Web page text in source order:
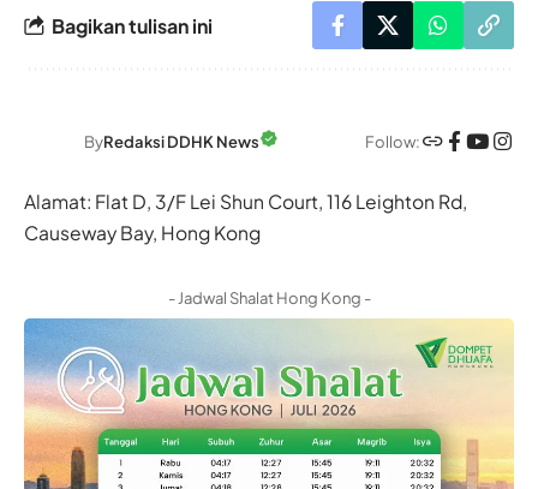
Bagikan tulisan ini
ByRedaksi DDHK News Follow:
Alamat: Flat D, 3/F Lei Shun Court, 116 Leighton Rd,
Causeway Bay, Hong Kong
- Jadwal Shalat Hong Kong -